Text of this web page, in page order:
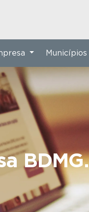
BDMG.
Municípios